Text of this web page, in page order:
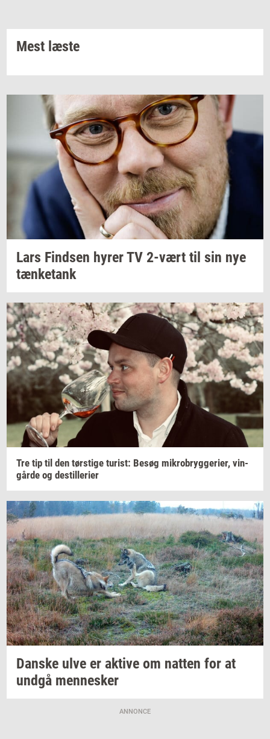
Mest læste
Lars Find­sen hyrer TV 2-vært til sin nye
tæn­ket­ank
Tre tip til den tørsti­ge turist: Besøg mi­kro­bryg­ge­ri­er, vin­
går­de og destil­le­ri­er
Dan­ske ulve er ak­ti­ve om nat­ten for at
undgå men­ne­sker
ANNONCE